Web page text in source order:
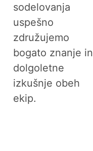
sodelovanja
uspešno
združujemo
bogato znanje in
dolgoletne
izkušnje obeh
ekip.